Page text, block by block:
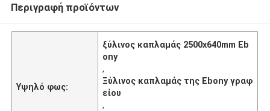
Περιγραφή προϊόντων
Υψηλό φως:
ξύλινος καπλαμάς 2500x640mm Eb
ony
,
Ξύλινος καπλαμάς της Ebony γραφ
είου
,